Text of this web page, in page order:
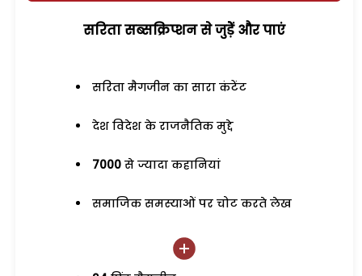
सरिता सब्सक्रिप्शन से जुड़ेें और पाएं
सरिता मैगजीन का सारा कंटेंट
देश विदेश के राजनैतिक मुद्दे
7000 से ज्यादा कहानियां
समाजिक समस्याओं पर चोट करते लेख